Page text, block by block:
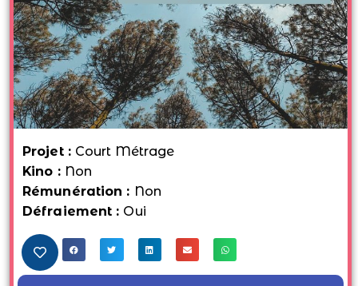
Projet : Court Métrage
Kino : Non
Rémunération : Non
Défraiement : Oui